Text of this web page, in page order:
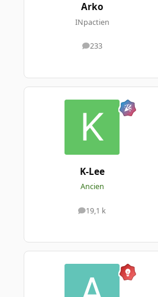
Arko
INpactien
233
messages
K-Lee
Ancien
19,1 k
messages